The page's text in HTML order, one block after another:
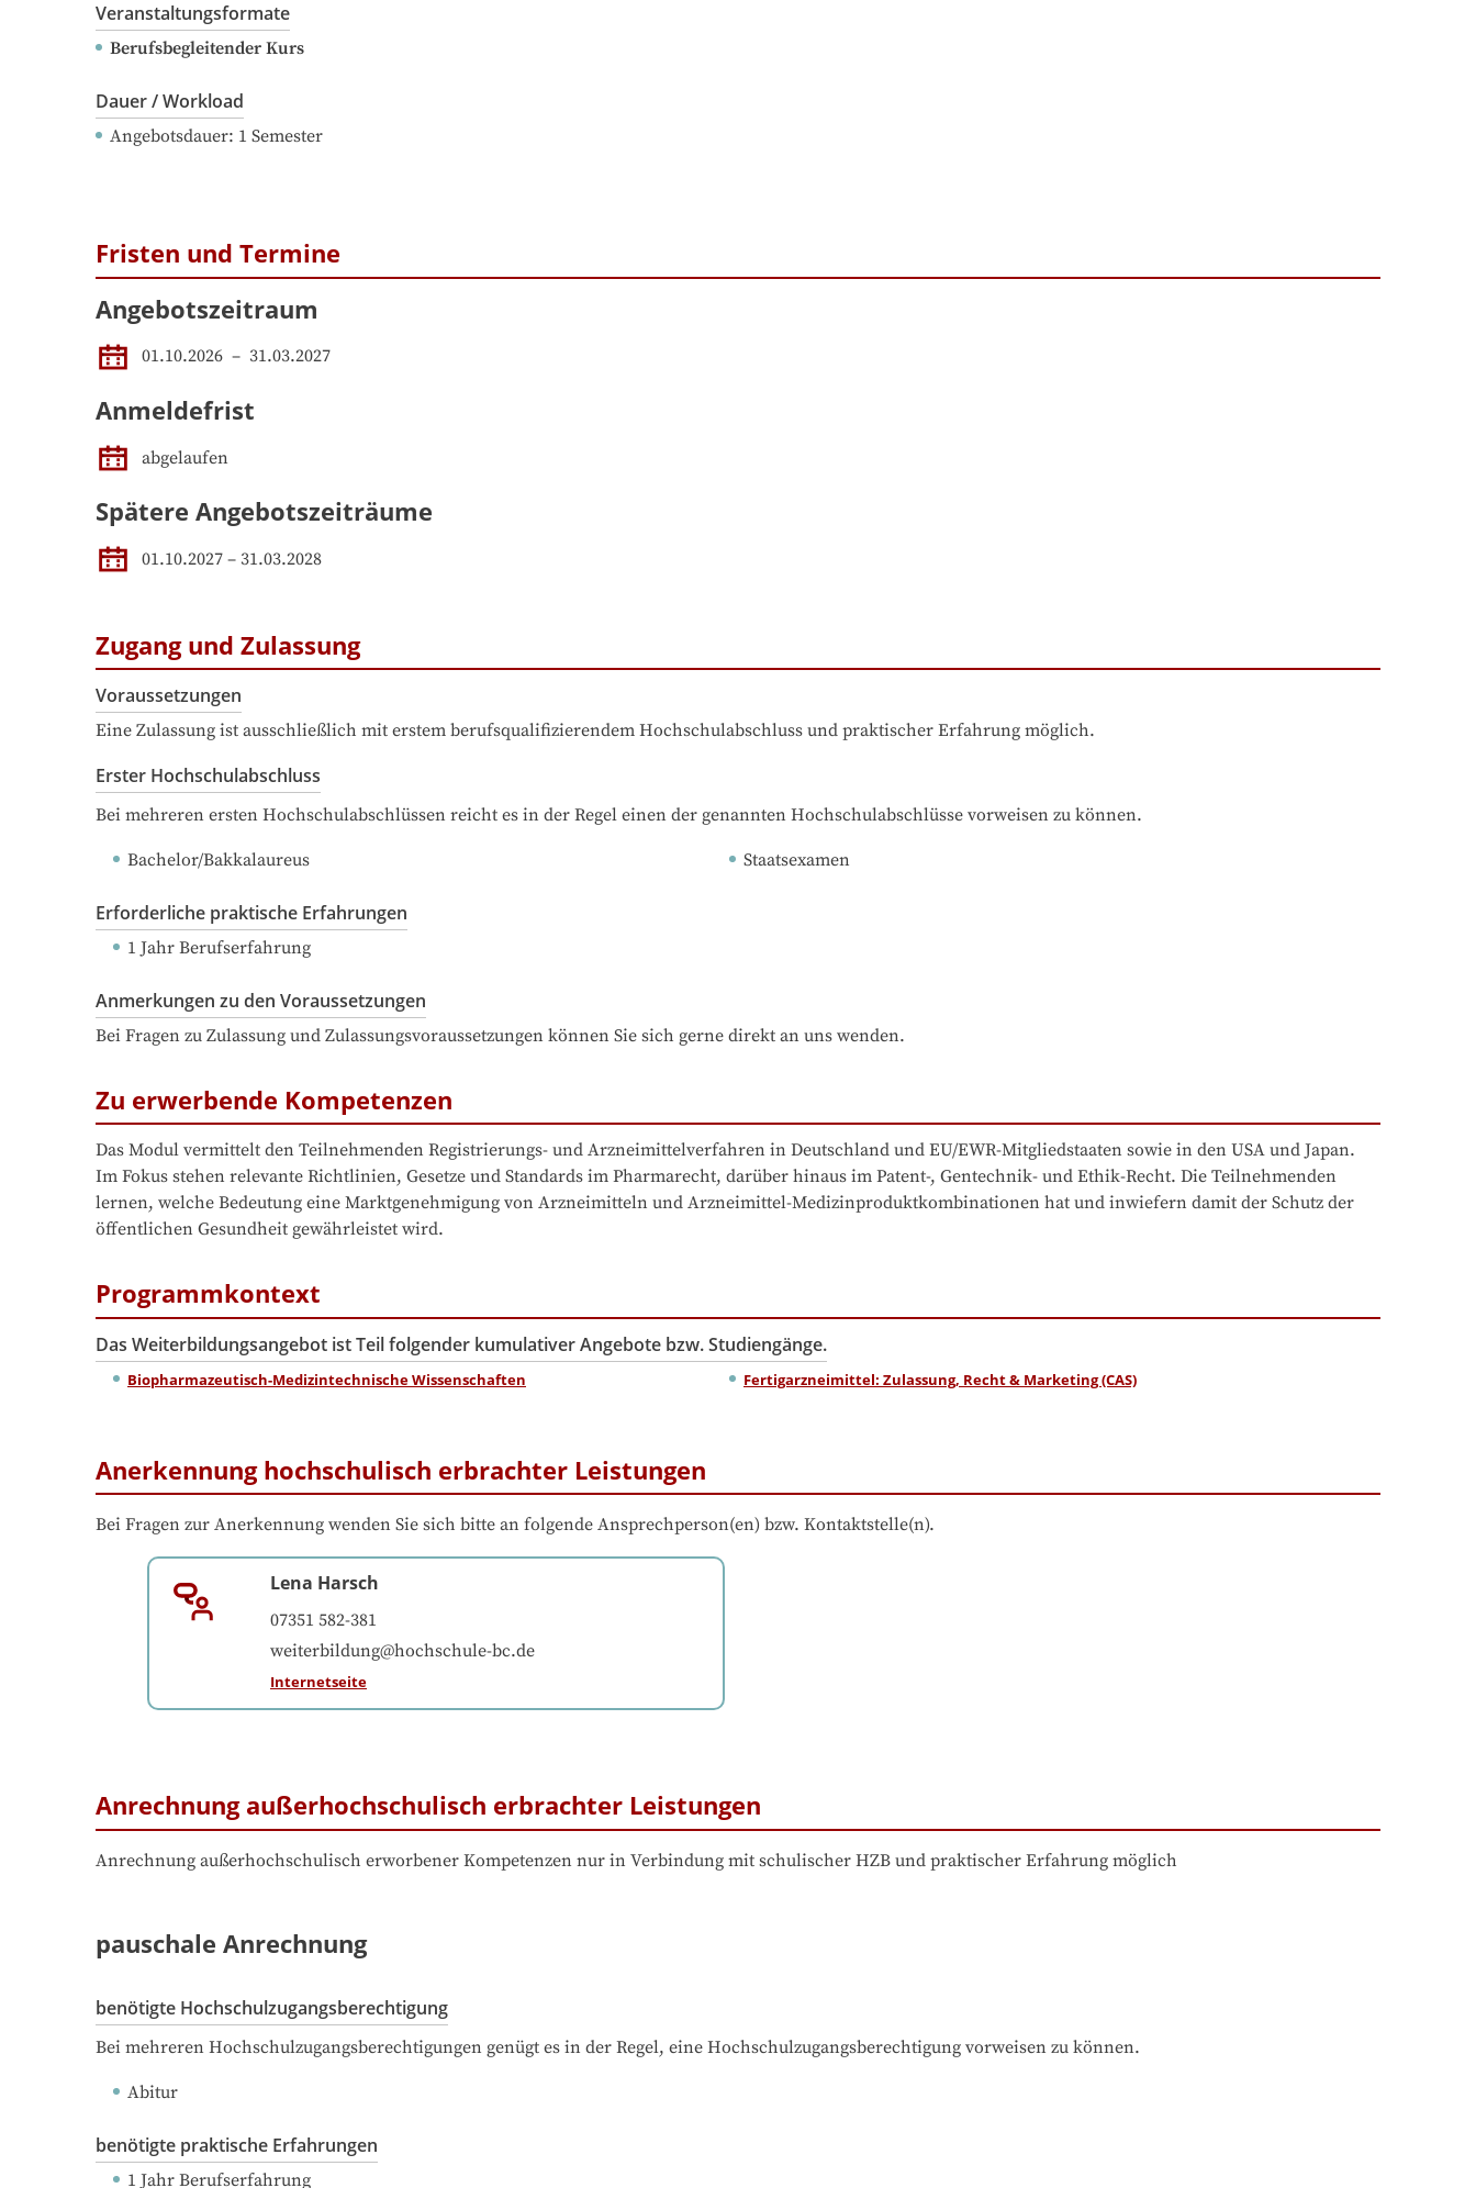
Veranstaltungsformate
Berufsbegleitender Kurs
Dauer / Workload
Angebotsdauer: 1 Semester
Fristen und Termine
Angebotszeitraum
01.10.2026 – 31.03.2027
Anmeldefrist
abgelaufen
Spätere Angebotszeiträume
01.10.2027 – 31.03.2028
Zugang und Zulassung
Voraussetzungen
Eine Zulassung ist ausschließlich mit erstem berufsqualifizierendem Hochschulabschluss und praktischer Erfahrung möglich.
Erster Hochschulabschluss
Bei mehreren ersten Hochschulabschlüssen reicht es in der Regel einen der genannten Hochschulabschlüsse vorweisen zu können.
Bachelor/Bakkalaureus Staatsexamen
Erforderliche praktische Erfahrungen
1 Jahr Berufserfahrung
Anmerkungen zu den Voraussetzungen
Bei Fragen zu Zulassung und Zulassungsvoraussetzungen können Sie sich gerne direkt an uns wenden.
Zu erwerbende Kompetenzen
Das Modul vermittelt den Teilnehmenden Registrierungs- und Arzneimittelverfahren in Deutschland und EU/EWR-Mitgliedstaaten sowie in den USA und Japan.
Im Fokus stehen relevante Richtlinien, Gesetze und Standards im Pharmarecht, darüber hinaus im Patent-, Gentechnik- und Ethik-Recht. Die Teilnehmenden
lernen, welche Bedeutung eine Marktgenehmigung von Arzneimitteln und Arzneimittel-Medizinproduktkombinationen hat und inwiefern damit der Schutz der
öffentlichen Gesundheit gewährleistet wird.
Programmkontext
Das Weiterbildungsangebot ist Teil folgender kumulativer Angebote bzw. Studiengänge.
Biopharmazeutisch-Medizintechnische Wissenschaften Fertigarzneimittel: Zulassung, Recht & Marketing (CAS)
Anerkennung hochschulisch erbrachter Leistungen
Bei Fragen zur Anerkennung wenden Sie sich bitte an folgende Ansprechperson(en) bzw. Kontaktstelle(n).
Lena Harsch
07351 582-381
weiterbildung@hochschule-bc.de
Internetseite
Anrechnung außerhochschulisch erbrachter Leistungen
Anrechnung außerhochschulisch erworbener Kompetenzen nur in Verbindung mit schulischer HZB und praktischer Erfahrung möglich
pauschale Anrechnung
benötigte Hochschulzugangsberechtigung
Bei mehreren Hochschulzugangsberechtigungen genügt es in der Regel, eine Hochschulzugangsberechtigung vorweisen zu können.
Abitur
benötigte praktische Erfahrungen
1 Jahr Berufserfahrung